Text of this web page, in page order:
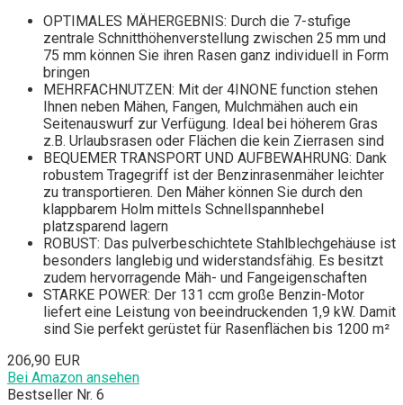
OPTIMALES MÄHERGEBNIS: Durch die 7-stufige
zentrale Schnitthöhenverstellung zwischen 25 mm und
75 mm können Sie ihren Rasen ganz individuell in Form
bringen
MEHRFACHNUTZEN: Mit der 4INONE function stehen
Ihnen neben Mähen, Fangen, Mulchmähen auch ein
Seitenauswurf zur Verfügung. Ideal bei höherem Gras
z.B. Urlaubsrasen oder Flächen die kein Zierrasen sind
BEQUEMER TRANSPORT UND AUFBEWAHRUNG: Dank
robustem Tragegriff ist der Benzinrasenmäher leichter
zu transportieren. Den Mäher können Sie durch den
klappbarem Holm mittels Schnellspannhebel
platzsparend lagern
ROBUST: Das pulverbeschichtete Stahlblechgehäuse ist
besonders langlebig und widerstandsfähig. Es besitzt
zudem hervorragende Mäh- und Fangeigenschaften
STARKE POWER: Der 131 ccm große Benzin-Motor
liefert eine Leistung von beeindruckenden 1,9 kW. Damit
sind Sie perfekt gerüstet für Rasenflächen bis 1200 m²
206,90 EUR
Bei Amazon ansehen
Bestseller Nr. 6